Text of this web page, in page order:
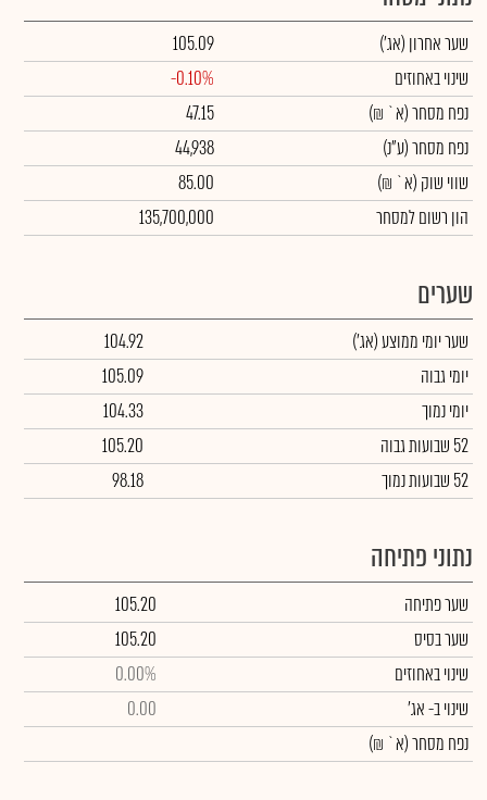
שער אחרון (אג')
105.09
שינוי באחוזים
-0.10%
נפח מסחר(א` ₪)
47.15
נפח מסחר(ע"נ)
44,938
שווי שוק (א` ₪)
85.00
הון רשום למסחר
135,700,000
שערים
שער יומי ממוצע(אג')
104.92
יומי גבוה
105.09
יומי נמוך
104.33
52 שבועות גבוה
105.20
52 שבועות נמוך
98.18
נתוני פתיחה
שער פתיחה
105.20
שער בסיס
105.20
שינוי באחוזים
0.00%
שינויב- אג'
0.00
נפח מסחר(א` ₪)